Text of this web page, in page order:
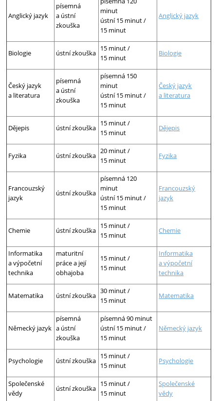
Anglický jazyk
písemná
a ústní
zkouška
minut
ústní 15 minut /
15 minut
Anglický jazyk
Biologie ústní zkouška
15 minut /
15 minut
Biologie
Český jazyk
a literatura
písemná
a ústní
zkouška
písemná 150
minut
ústní 15 minut /
15 minut
Český jazyk
a literatura
Dějepis ústní zkouška
15 minut /
15 minut
Dějepis
Fyzika ústní zkouška
20 minut /
15 minut
Fyzika
Francouzský
jazyk
ústní zkouška
písemná 120
minut
ústní 15 minut /
15 minut
Francouzský
jazyk
Chemie ústní zkouška
15 minut /
15 minut
Chemie
Informatika
a výpočetní
technika
maturitní
práce a její
obhajoba
15 minut /
15 minut
Informatika
a výpočetní
technika
Matematika ústní zkouška
30 minut /
15 minut
Matematika
Německý jazyk
písemná
a ústní
zkouška
písemná 90 minut
ústní 15 minut /
15 minut
Německý jazyk
Psychologie ústní zkouška
15 minut /
15 minut
Psychologie
Společenské
vědy
ústní zkouška
15 minut /
15 minut
Společenské
vědy